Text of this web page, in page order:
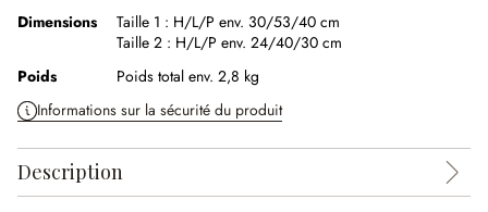
Dimensions
Taille 1 : H/L/P env. 30/53/40 cm
Taille 2 : H/L/P env. 24/40/30 cm
Poids
Poids total env. 2,8 kg
Informations sur la sécurité du produit
Description